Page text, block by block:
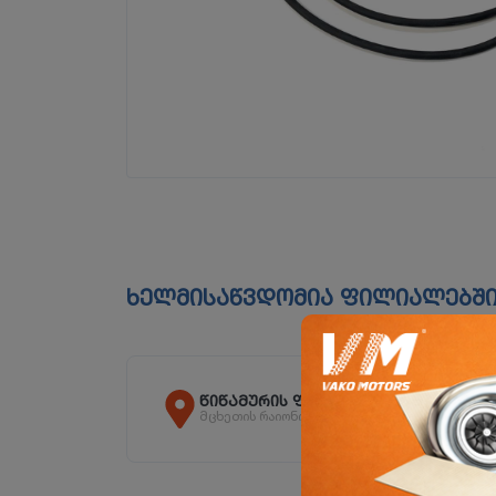
ხელმისაწვდომია
წიწამურის ფილიალი
მცხეთის რაიონი, სოფ. წიწამური